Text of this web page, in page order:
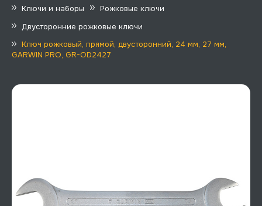
Ключи и наборы
Рожковые ключи
Двусторонние рожковые ключи
Ключ рожковый, прямой, двусторонний, 24 мм, 27 мм,
GARWIN PRO, GR-OD2427